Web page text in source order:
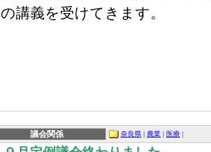
の講義を受けてきます。
議会関係 奈良県 | 農業 | 医療 |